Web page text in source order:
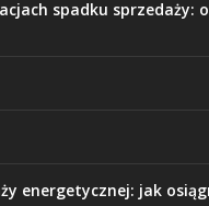
spadku sprzedaży:
energetycznej: jak